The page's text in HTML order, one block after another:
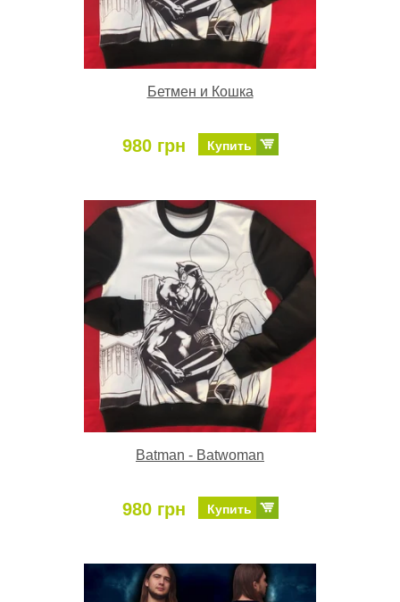
Бетмен и Кошка
980 грн Купить
Batman - Batwoman
980 грн Купить